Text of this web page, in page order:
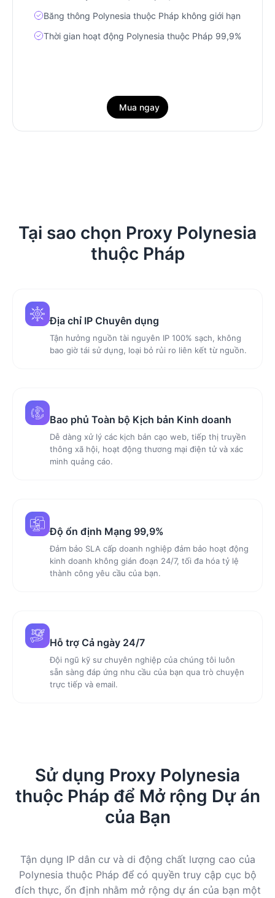
Băng thông Polynesia thuộc Pháp không giới hạn
Thời gian hoạt động Polynesia thuộc Pháp 99,9%
Mua ngay
Tại sao chọn Proxy Polynesia
thuộc Pháp
Địa chỉ IP Chuyên dụng
Tận hưởng nguồn tài nguyên IP 100% sạch, không
bao giờ tái sử dụng, loại bỏ rủi ro liên kết từ nguồn.
Bao phủ Toàn bộ Kịch bản Kinh doanh
Dễ dàng xử lý các kịch bản cạo web, tiếp thị truyền
thông xã hội, hoạt động thương mại điện tử và xác
minh quảng cáo.
Độ ổn định Mạng 99,9%
Đảm bảo SLA cấp doanh nghiệp đảm bảo hoạt động
kinh doanh không gián đoạn 24/7, tối đa hóa tỷ lệ
thành công yêu cầu của bạn.
Hỗ trợ Cả ngày 24/7
Đội ngũ kỹ sư chuyên nghiệp của chúng tôi luôn
sẵn sàng đáp ứng nhu cầu của bạn qua trò chuyện
trực tiếp và email.
Sử dụng Proxy Polynesia
thuộc Pháp để Mở rộng Dự án
của Bạn
Tận dụng IP dân cư và di động chất lượng cao của
Polynesia thuộc Pháp để có quyền truy cập cục bộ
đích thực, ổn định nhằm mở rộng dự án của bạn một